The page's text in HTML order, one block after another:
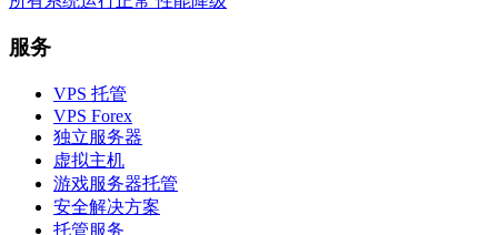
服务
VPS 托管
VPS Forex
独立服务器
虚拟主机
游戏服务器托管
安全解决方案
托管服务